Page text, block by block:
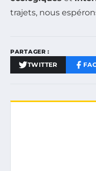
trajets, nous
PARTAGER :
TWITTER